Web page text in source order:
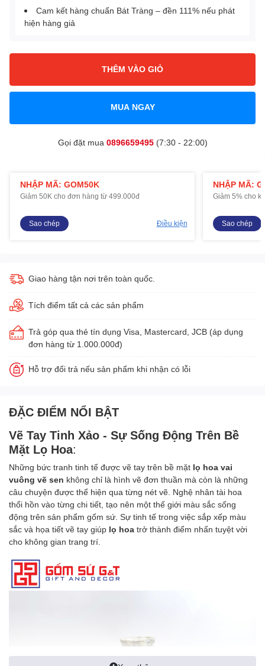
Cam kết hàng chuẩn Bát Tràng – đền 111% nếu phát
hiện hàng giả
THÊM VÀO GIỎ
MUA NGAY
Gọi đặt mua 0896659495(7:30 - 22:00)
NHẬP MÃ: GOM50K
Giảm 50K cho đơn hàng từ 499.000đ
Sao chép Điều kiện
NHẬP MÃ:
Giảm 5% cho
Sao chép
Giao hàng tận nơi trên toàn quốc.
Tích điểm tất cả các sản phẩm
Trả góp qua thẻ tín dụng Visa, Mastercard, JCB (áp dụng
đơn hàng từ 1.000.000đ)
Hỗ trợ đổi trả nếu sản phẩm khi nhận có lỗi
ĐẶC ĐIỂM NỔI BẬT
Vẽ Tay Tinh Xảo - Sự Sống Động Trên Bề
Mặt Lọ Hoa:
Những bức tranh tinh tế được vẽ tay trên bề mặt lọ hoa vai
vuông vẽ sen không chỉ là hình vẽ đơn thuần mà còn là những
câu chuyện được thể hiện qua từng nét vẽ. Nghệ nhân tài hoa
thổi hồn vào từng chi tiết, tạo nên một thế giới màu sắc sống
động trên sản phẩm gốm sứ. Sự tinh tế trong việc sắp xếp màu
sắc và họa tiết vẽ tay giúp lọ hoa trở thành điểm nhấn tuyệt vời
cho không gian trang trí.